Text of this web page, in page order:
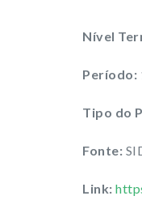
Nível
Período:
Tipo do
Fonte:
Link: